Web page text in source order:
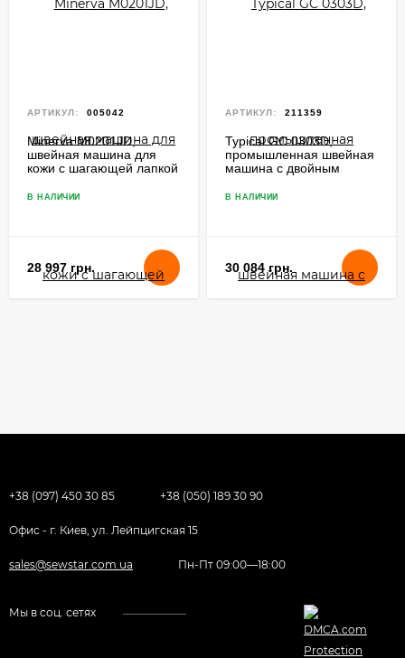
АРТИКУЛ: 005042
Minerva M0201JD,
швейная машина для
кожи с шагающей лапкой
В НАЛИЧИИ
28 997 грн.
АРТИКУЛ: 211359
Typical GC 0303D,
промышленная швейная
машина с двойным
В НАЛИЧИИ
30 084 грн.
+38 (097) 450 30 85 +38 (050) 189 30 90
Офис - г. Киев, ул. Лейпцигская 15
sales@sewstar.com.ua Пн-Пт 09:00—18:00
Мы в соц. сетях